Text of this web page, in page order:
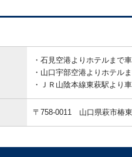
石見空港よりホテルまで
山口宇部空港よりホテル
ＪＲ山陰本線東萩駅より
〒758-0011 山口県萩市椿